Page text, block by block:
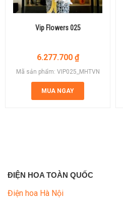
Vip Flowers 025
6.277.700 ₫
Mã sản phẩm: VIP025_MHTVN
MUA NGAY
ĐIỆN HOA TOÀN QUỐC
Điện hoa Hà Nội